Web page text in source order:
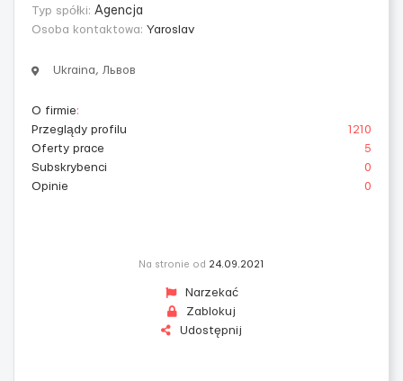
Typ spółki: Agencja
Osoba kontaktowa: Yaroslav
Ukraina, Львов
O firmie:
Przeglądy profilu
1210
Oferty prace
5
Subskrybenci
0
Opinie
0
Na stronie od 24.09.2021
Narzekać
Zablokuj
Udostępnij